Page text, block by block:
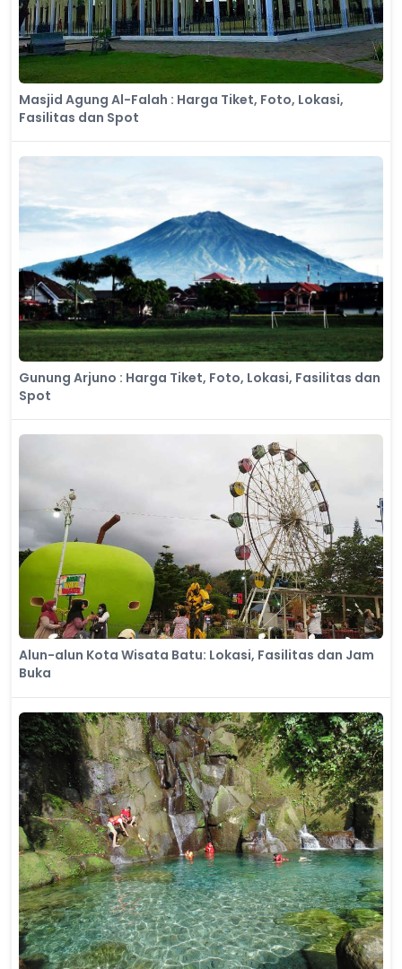
Masjid Agung Al-Falah : Harga Tiket, Foto, Lokasi,
Fasilitas dan Spot
Gunung Arjuno : Harga Tiket, Foto, Lokasi, Fasilitas dan
Spot
Alun-alun Kota Wisata Batu: Lokasi, Fasilitas dan Jam
Buka